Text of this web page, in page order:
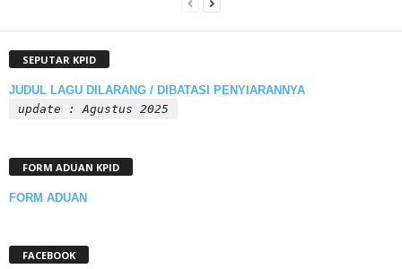
SEPUTAR KPID
JUDUL LAGU DILARANG / DIBATASI PENYIARANNYA
update : Agustus 2025
FORM ADUAN KPID
FORM ADUAN
FACEBOOK